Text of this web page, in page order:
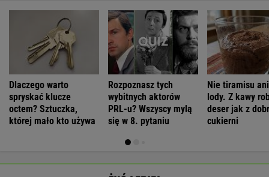
Dlaczego warto
spryskać klucze
octem? Sztuczka,
której mało kto używa
Rozpoznasz tych
wybitnych aktorów
PRL-u? Wszyscy mylą
się w 8. pytaniu
Nie tiramisu
lody. Z kawy
deser jak z
cukierni